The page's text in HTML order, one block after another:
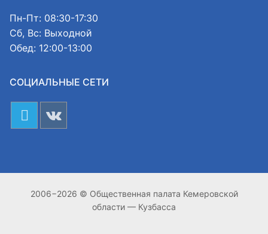
Пн-Пт: 08:30-17:30
Сб, Вс: Выходной
Обед: 12:00-13:00
СОЦИАЛЬНЫЕ СЕТИ
2006−2026 © Общественная палата Кемеровской
области — Кузбасса